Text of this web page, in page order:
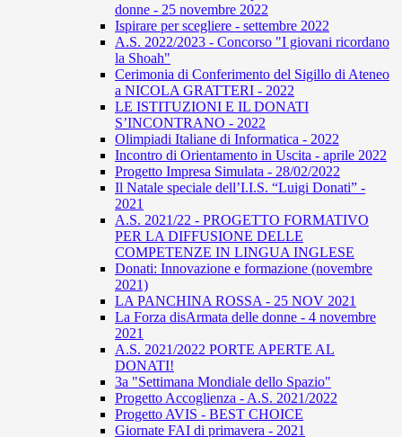
donne - 25 novembre 2022
Ispirare per scegliere - settembre 2022
A.S. 2022/2023 - Concorso "I giovani ricordano
la Shoah"
Cerimonia di Conferimento del Sigillo di Ateneo
a NICOLA GRATTERI - 2022
LE ISTITUZIONI E IL DONATI
S’INCONTRANO - 2022
Olimpiadi Italiane di Informatica - 2022
Incontro di Orientamento in Uscita - aprile 2022
Progetto Impresa Simulata - 28/02/2022
Il Natale speciale dell’I.I.S. “Luigi Donati” -
2021
A.S. 2021/22 - PROGETTO FORMATIVO
PER LA DIFFUSIONE DELLE
COMPETENZE IN LINGUA INGLESE
Donati: Innovazione e formazione (novembre
2021)
LA PANCHINA ROSSA - 25 NOV 2021
La Forza disArmata delle donne - 4 novembre
2021
A.S. 2021/2022 PORTE APERTE AL
DONATI!
3a "Settimana Mondiale dello Spazio"
Progetto Accoglienza - A.S. 2021/2022
Progetto AVIS - BEST CHOICE
Giornate FAI di primavera - 2021